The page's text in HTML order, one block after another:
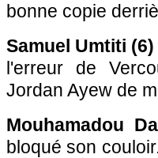
bonne copie
Samuel Umtiti (6)
l'erreur de
Jordan Ayew de
Mouhamadou
bloqué son